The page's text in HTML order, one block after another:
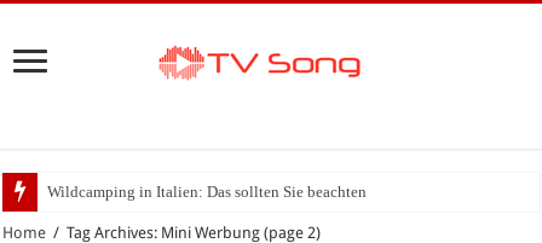
Wildcamping in Italien: Das sollten Sie beachten
Home / Tag Archives: Mini Werbung (page 2)